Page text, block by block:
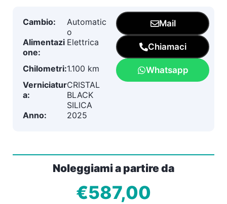
Cambio:
Automatic
o
Alimentazi
one:
Elettrica
Chilometri:1.100 km
Verniciatur
a:
CRISTAL
BLACK
SILICA
Anno:
2025
Mail
Chiamaci
Whatsapp
Noleggiami a partire da
€587,00